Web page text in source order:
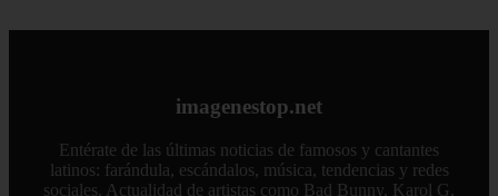
imagenestop.net
Entérate de las últimas noticias de famosos y cantantes
latinos: farándula, escándalos, música, tendencias y redes
sociales. Actualidad de artistas como Bad Bunny, Karol G,